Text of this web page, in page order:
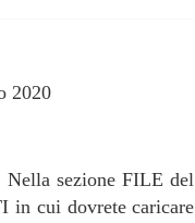
2020
sezione FILE del
in cui dovrete caricare